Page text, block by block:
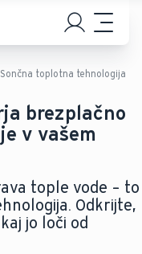
Sončna toplotna tehnologija
brezplačno
v vašem
tople vode – to
Odkrijte,
jo loči od